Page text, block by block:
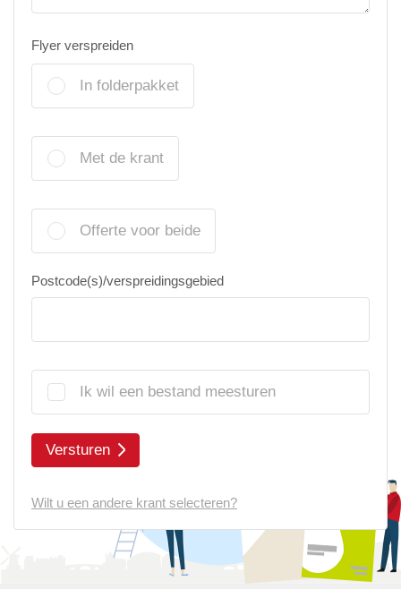
Flyer verspreiden
In folderpakket
Met de krant
Offerte voor beide
Postcode(s)/verspreidingsgebied
Ik wil een bestand meesturen
Versturen
Wilt u een andere krant selecteren?